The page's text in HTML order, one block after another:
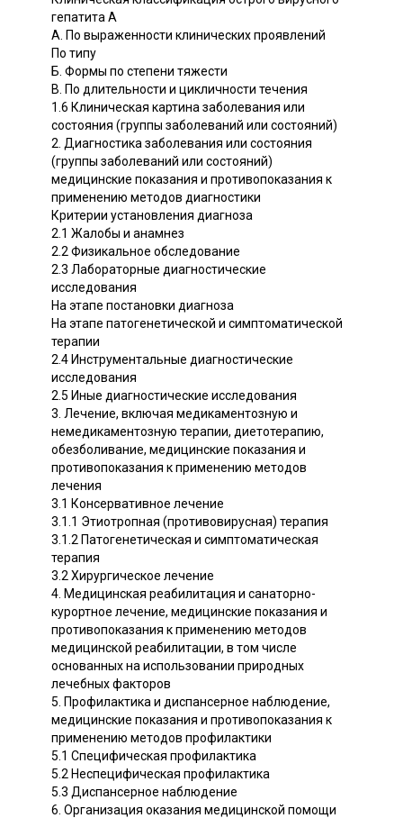
гепатита A
А. По выраженности клинических проявлений
По типу
Б. Формы по степени тяжести
В. По длительности и цикличности течения
1.6 Клиническая картина заболевания или
состояния (группы заболеваний или состояний)
2. Диагностика заболевания или состояния
(группы заболеваний или состояний)
медицинские показания и противопоказания к
применению методов диагностики
Критерии установления диагноза
2.1 Жалобы и анамнез
2.2 Физикальное обследование
2.3 Лабораторные диагностические
исследования
На этапе постановки диагноза
На этапе патогенетической и симптоматической
терапии
2.4 Инструментальные диагностические
исследования
2.5 Иные диагностические исследования
3. Лечение, включая медикаментозную и
немедикаментозную терапии, диетотерапию,
обезболивание, медицинские показания и
противопоказания к применению методов
лечения
3.1 Консервативное лечение
3.1.1 Этиотропная (противовирусная) терапия
3.1.2 Патогенетическая и симптоматическая
терапия
3.2 Хирургическое лечение
4. Медицинская реабилитация и санаторно-
курортное лечение, медицинские показания и
противопоказания к применению методов
медицинской реабилитации, в том числе
основанных на использовании природных
лечебных факторов
5. Профилактика и диспансерное наблюдение,
медицинские показания и противопоказания к
применению методов профилактики
5.1 Специфическая профилактика
5.2 Неспецифическая профилактика
5.3 Диспансерное наблюдение
6. Организация оказания медицинской помощи